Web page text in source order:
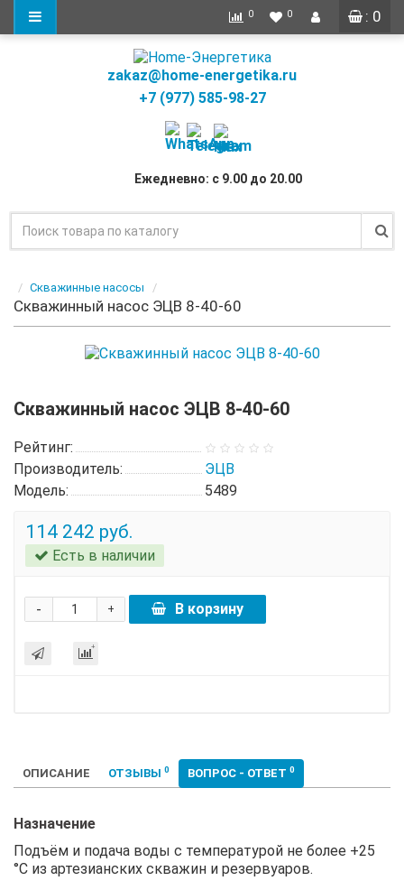
: 0
0 0
zakaz@home-energetika.ru
+7 (977) 585-98-27
Ежедневно: с 9.00 до 20.00
Скважинные насосы
Скважинный насос ЭЦВ 8-40-60
Скважинный насос ЭЦВ 8-40-60
Рейтинг:
Производитель:
ЭЦВ
Модель:
5489
114 242 руб.
Есть в наличии
+
- В корзину
ОПИСАНИЕ ОТЗЫВЫ 0 ВОПРОС - ОТВЕТ 0
Назначение
Подъём и подача воды с температурой не более +25
°С из артезианских скважин и резервуаров.